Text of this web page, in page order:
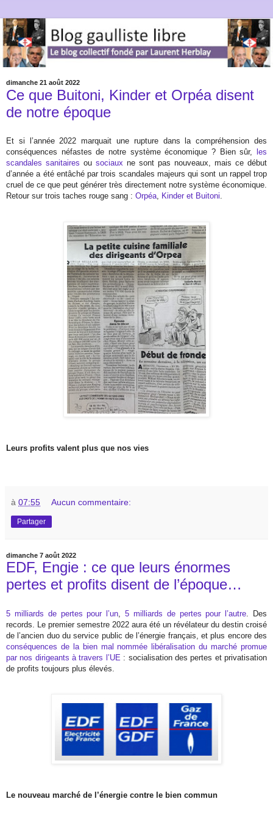
dimanche 21 août 2022
Ce que Buitoni, Kinder et Orpéa disent
de notre époque
Et si l’année 2022 marquait une rupture dans la compréhension des
conséquences néfastes de notre système économique ? Bien sûr,
les
scandales sanitaires ou sociaux ne sont pas nouveaux, mais ce début
d’année a été entâché par trois scandales majeurs qui sont un rappel trop
cruel de ce que peut générer très directement notre système économique.
Retour sur trois taches rouge sang : Orpéa, Kinder et Buitoni.
Leurs profits valent plus que nos vies
à 07:55 Aucun commentaire:
Partager
dimanche 7 août 2022
EDF, Engie : ce que leurs énormes
pertes et profits disent de l’époque…
5 milliards de pertes pour l’un ,5 milliards de pertes pour l’autre . Des
records. Le premier semestre 2022 aura été un révélateur du destin croisé
de l’ancien duo du service public de l’énergie français, et plus encore des
conséquences de la bien mal nommée libéralisation du marché promue
par nos dirigeants à travers l’UE : socialisation des pertes et privatisation
de profits toujours plus élevés.
Le nouveau marché de l’énergie contre le bien commun